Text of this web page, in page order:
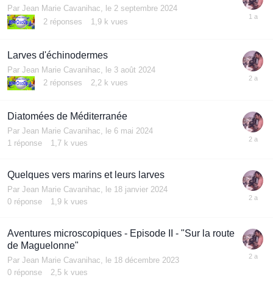
Par Jean Marie Cavanihac, le 2 septembre 2024
2 réponses 1,9 k vues
Larves d'échinodermes
Par Jean Marie Cavanihac
le 3 août 2024
2 réponses 2,2 k vues
Diatomées de Méditerranée
Par Jean Marie Cavanihac, le 6 mai 2024
1 réponse 1,7 k vues
Quelques vers marins et leurs larves
Par Jean Marie Cavanihac, le 18 janvier 2024
0 réponse 1,9 k vues
Aventures microscopiques - Episode II - "Sur la route
de Maguelonne"
Par Jean Marie Cavanihac, le 18 décembre 2023
0 réponse 2,5 k vues